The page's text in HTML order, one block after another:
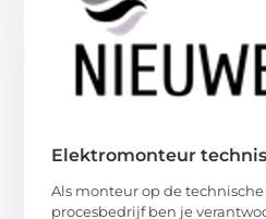
Elektromonteur
Als monteur op de
procesbedrijf ben je